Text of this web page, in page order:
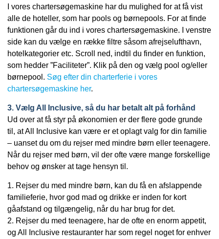
I vores chartersøgemaskine har du mulighed for at få vist
alle de hoteller, som har pools og børnepools. For at finde
funktionen går du ind i vores chartersøgemaskine. I venstre
side kan du vælge en række filtre såsom afrejselufthavn,
hotelkategorier etc. Scroll ned, indtil du finder en funktion,
som hedder ”Faciliteter”. Klik på den og vælg pool og/eller
børnepool. Søg efter din charterferie i vores
chartersøgemaskine her.
3. Vælg All Inclusive, så du har betalt alt på forhånd
Ud over at få styr på økonomien er der flere gode grunde
til, at All Inclusive kan være er et oplagt valg for din familie
– uanset du om du rejser med mindre børn eller teenagere.
Når du rejser med børn, vil der ofte være mange forskellige
behov og ønsker at tage hensyn til.
1. Rejser du med mindre børn, kan du få en afslappende
familieferie, hvor god mad og drikke er inden for kort
gåafstand og tilgængelig, når du har brug for det.
2. Rejser du med teenagere, har de ofte en enorm appetit,
og All Inclusive restauranter har som regel noget for enhver